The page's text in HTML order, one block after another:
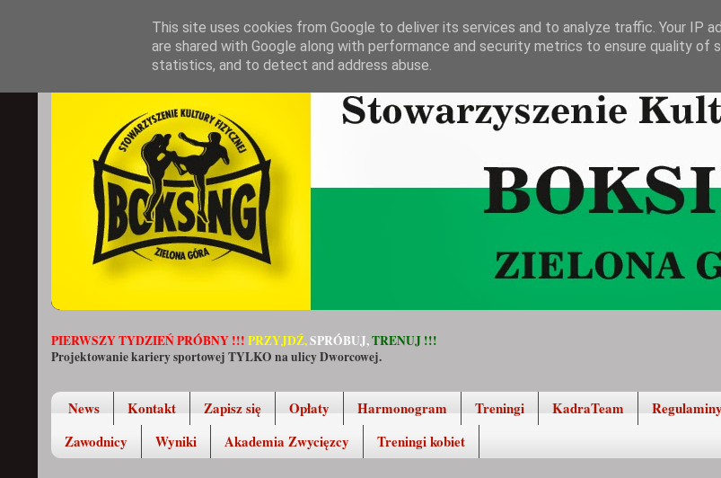
PIERWSZY TYDZIEŃ PRÓBNY !!! PRZYJDŹ,SPRÓBUJ,TRENUJ !!!
Projektowanie kariery sportowej TYLKO na ulicy Dworcowej.
News Kontakt Zapisz się Opłaty Harmonogram Treningi KadraTeam Regulaminy
Zawodnicy
Wyniki Akademia Zwycięzcy Treningi kobiet
This site uses cookies from Google to deliver its services and to analyze traffic. Your IP
are shared with Google along with performance and security metrics to ensure quality of
statistics, and to detect and address abuse.